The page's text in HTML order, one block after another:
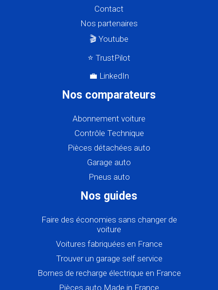
Contact
Nos partenaires
🎬 Youtube
⭐ TrustPilot
💼 LinkedIn
Nos comparateurs
Abonnement voiture
Contrôle Technique
Pièces détachées auto
Garage auto
Pneus auto
Nos guides
Faire des économies sans changer de
voiture
Voitures fabriquées en France
Trouver un garage self service
Bornes de recharge électrique en France
Pièces auto Made in France